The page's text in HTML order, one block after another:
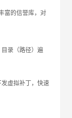
富的信誉库，对
录（路径）遍
虚拟补丁，快速